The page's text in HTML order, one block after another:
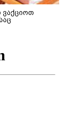
ვაქციოთ